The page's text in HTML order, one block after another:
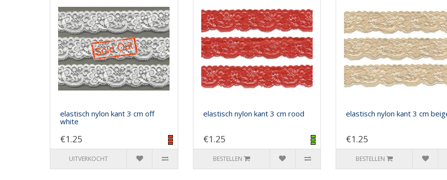
elastisch nylon kant 3 cm off
white
€1.25
UITVERKOCHT
elastisch nylon kant 3 cm rood
€1.25
BESTELLEN
elastisch nylon kant 3 cm
€1.25
BESTELLEN